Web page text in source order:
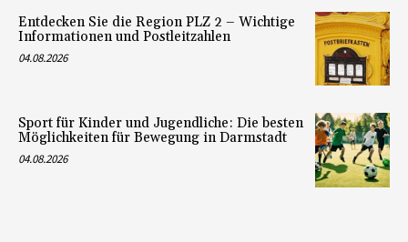
Entdecken Sie die Region PLZ 2 – Wichtige
Informationen und Postleitzahlen
04.08.2026
Sport für Kinder und Jugendliche: Die besten
Möglichkeiten für Bewegung in Darmstadt
04.08.2026